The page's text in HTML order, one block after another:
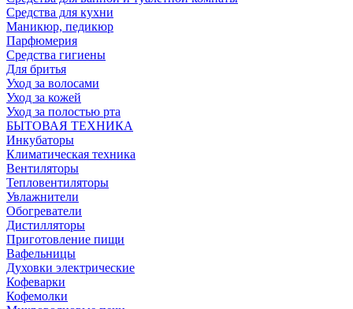
Средства для кухни
Маникюр, педикюр
Парфюмерия
Средства гигиены
Для бритья
Уход за волосами
Уход за кожей
Уход за полостью рта
БЫТОВАЯ ТЕХНИКА
Инкубаторы
Климатическая техника
Вентиляторы
Тепловентиляторы
Увлажнители
Обогреватели
Дистилляторы
Приготовление пищи
Вафельницы
Духовки электрические
Кофеварки
Кофемолки